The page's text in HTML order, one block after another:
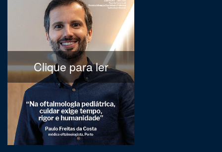
Clique para ler